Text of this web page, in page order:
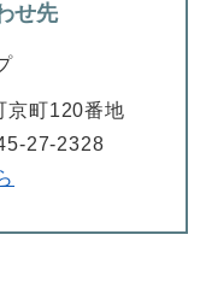
せ先
京町120番地
27-2328